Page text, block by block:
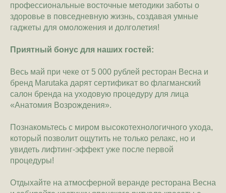
профессиональные восточные методики заботы о
здоровье в повседневную жизнь, создавая умные
гаджеты для омоложения и долголетия!
Приятный бонус для наших гостей:
Весь май при чеке от 5 000 рублей ресторан Весна и
бренд Marutaka дарят сертификат во флагманский
салон бренда на уходовую процедуру для лица
«Анатомия Возрождения».
Познакомьтесь с миром высокотехнологичного ухода,
который позволит ощутить не только релакс, но и
увидеть лифтинг-эффект уже после первой
процедуры!
Отдыхайте на атмосферной веранде ресторана Весна